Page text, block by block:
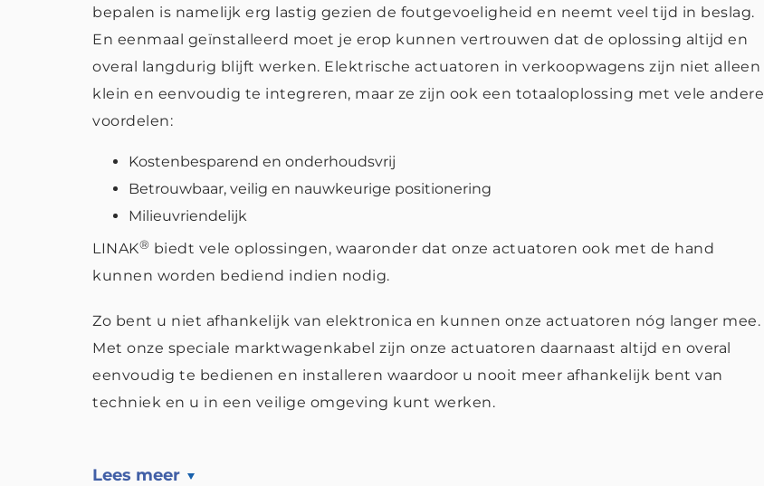
bepalen is namelijk erg lastig gezien de foutgevoeligheid en neemt veel tijd in beslag.
En eenmaal geïnstalleerd moet je erop kunnen vertrouwen dat de oplossing altijd en
overal langdurig blijft werken. Elektrische actuatoren in verkoopwagens zijn niet alleen
klein en eenvoudig te integreren, maar ze zijn ook een totaaloplossing met vele andere
voordelen:
Kostenbesparend en onderhoudsvrij
Betrouwbaar, veilig en nauwkeurige positionering
Milieuvriendelijk
LINAK® biedt vele oplossingen, waaronder dat onze actuatoren ook met de hand
kunnen worden bediend indien nodig.
Zo bent u niet afhankelijk van elektronica en kunnen onze actuatoren nóg langer mee.
Met onze speciale marktwagenkabel zijn onze actuatoren daarnaast altijd en overal
eenvoudig te bedienen en installeren waardoor u nooit meer afhankelijk bent van
techniek en u in een veilige omgeving kunt werken.
Lees meer